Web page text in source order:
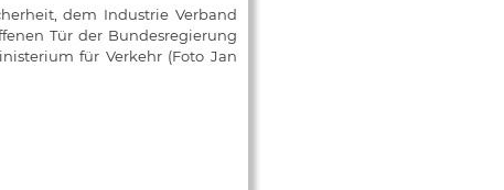
dem Industrie Verband
Tür der Bundesregierung
für Verkehr (Foto Jan